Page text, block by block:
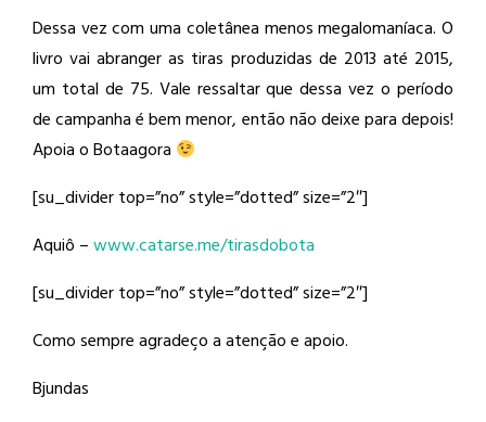
Dessa vez com uma coletânea menos megalomaníaca. O
livro vai abranger as tiras produzidas de 2013 até 2015,
um total de 75. Vale ressaltar que dessa vez o período
de campanha é bem menor, então não deixe para depois!
Apoia o Botaagora
[su_divider top=”no” style=”dotted” size=”2″]
Aquiô –www.catarse.me/tirasdobota
[su_divider top=”no” style=”dotted” size=”2″]
Como sempre agradeço a atenção e apoio.
Bjundas